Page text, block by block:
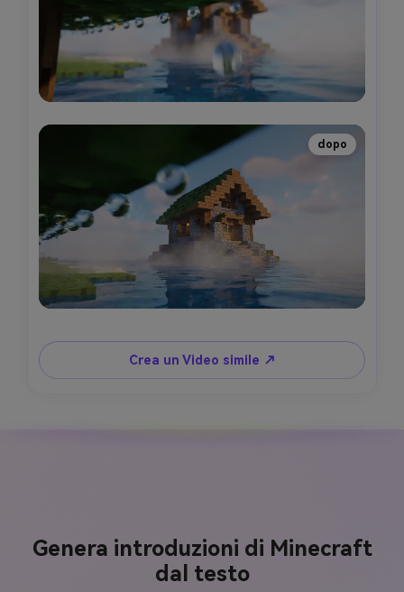
dopo
Crea un Video simile ↗
Genera introduzioni di Minecraft
dal testo